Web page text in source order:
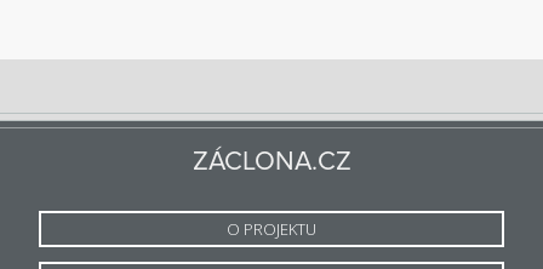
ZÁCLONA.CZ
O PROJEKTU